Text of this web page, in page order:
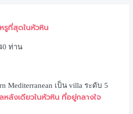
รูที่สุดในหัวหิน
ท่าน
Mediterranean เป็น villa ระดับ 5
หลังเดียวในหัวหิน ที่อยู่กลางใจ